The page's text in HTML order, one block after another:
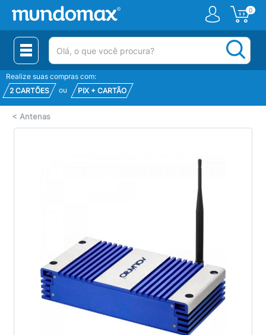
0
(pesquisar)
Realize suas compras com:
2 CARTÕES
ou PIX + CARTÃO
< Antenas